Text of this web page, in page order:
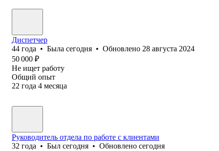
Диспетчер
44 года • Была сегодня • Обновлено 28 августа 2024
50 000 ₽
Не ищет работу
Общий опыт
22 года 4 месяца
Руководитель отдела по работе с клиентами
32 года • Был сегодня • Обновлено сегодня